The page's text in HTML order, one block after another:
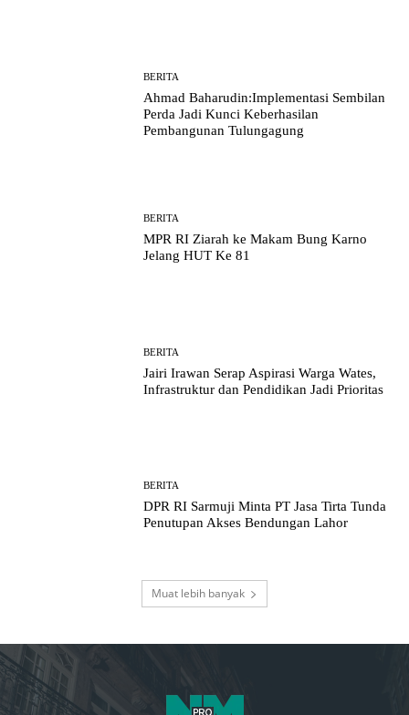
BERITA
Ahmad Baharudin:Implementasi Sembilan
Perda Jadi Kunci Keberhasilan
Pembangunan Tulungagung
BERITA
MPR RI Ziarah ke Makam Bung Karno
Jelang HUT Ke 81
BERITA
Jairi Irawan Serap Aspirasi Warga Wates,
Infrastruktur dan Pendidikan Jadi Prioritas
BERITA
DPR RI Sarmuji Minta PT Jasa Tirta Tunda
Penutupan Akses Bendungan Lahor
Muat lebih banyak